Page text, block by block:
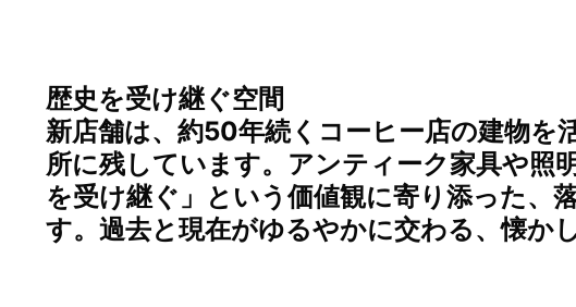
歴史を受け継ぐ空間
新店舗は、約50年続くコーヒー店の建物を
所に残しています。アンティーク家具や照
を受け継ぐ」という価値観に寄り添った、
す。過去と現在がゆるやかに交わる、懐か